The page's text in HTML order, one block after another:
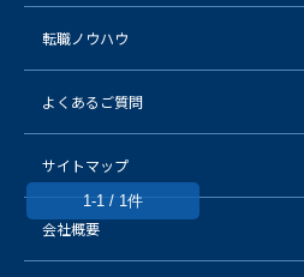
1-1 / 1件
転職ノウハウ
よくあるご質問
サイトマップ
会社概要